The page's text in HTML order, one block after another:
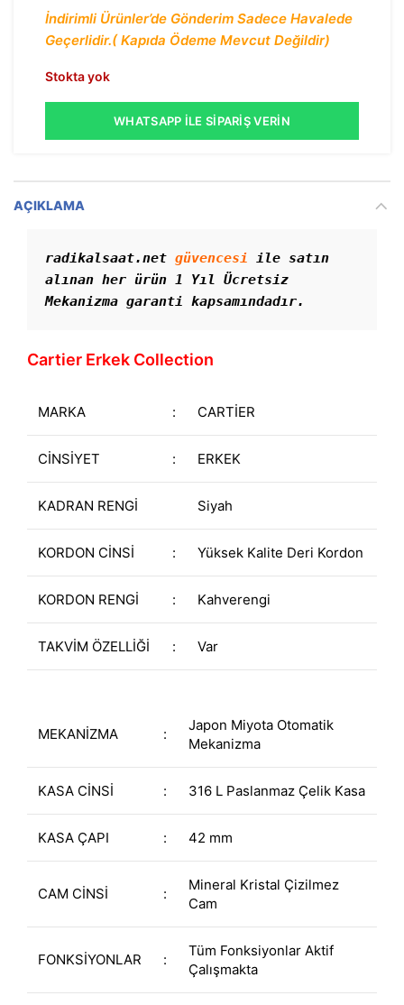
İndirimli Ürünler’de Gönderim Sadece Havalede
Geçerlidir.( Kapıda Ödeme Mevcut Değildir)
Stokta yok
WHATSAPP İLE SIPARIŞ VERIN
AÇIKLAMA
radikalsaat.net güvencesi ile satın
alınan her ürün 1 Yıl Ücretsiz
Mekanizma garanti kapsamındadır.
Cartier Erkek Collection
MARKA : CARTİER
CİNSİYET : ERKEK
KADRAN RENGİ Siyah
KORDON CİNSİ : Yüksek Kalite Deri Kordon
KORDON RENGİ : Kahverengi
TAKVİM ÖZELLİĞİ : Var
MEKANİZMA :
Japon Miyota Otomatik
Mekanizma
KASA CİNSİ : 316 L Paslanmaz Çelik Kasa
KASA ÇAPI : 42 mm
CAM CİNSİ :
Mineral Kristal Çizilmez
Cam
FONKSİYONLAR :
Tüm Fonksiyonlar Aktif
Çalışmakta